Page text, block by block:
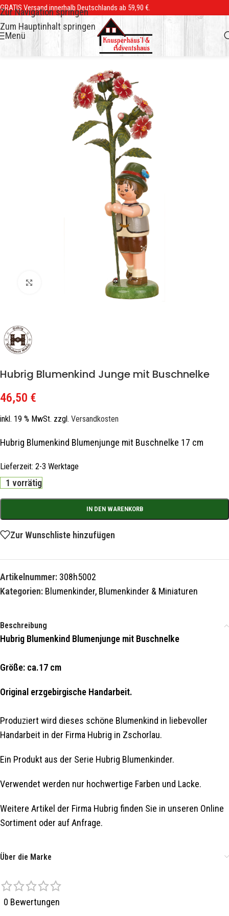
Zur Navigation springen
Zum Hauptinhalt springen
GRATIS Versand innerhalb Deutschlands ab 59,90 €.
Menü
Zum Vergrößern klicken
Hubrig Blumenkind Junge mit Buschnelke
46,50 €
inkl. 19 % MwSt. zzgl. Versandkosten
Hubrig Blumenkind Blumenjunge mit Buschnelke 17 cm
Lieferzeit: 2-3 Werktage
1 vorrätig
IN DEN WARENKORB
Zur Wunschliste hinzufügen
Artikelnummer: 308h5002
Kategorien: Blumenkinder, Blumenkinder & Miniaturen
Beschreibung
Hubrig Blumenkind Blumenjunge mit Buschnelke
Größe: ca.17 cm
Original erzgebirgische Handarbeit.
Produziert wird dieses schöne Blumenkind in liebevoller
Handarbeit in der Firma Hubrig in Zschorlau.
Ein Produkt aus der Serie Hubrig Blumenkinder.
Verwendet werden nur hochwertige Farben und Lacke.
Weitere Artikel der Firma Hubrig finden Sie in unseren Online
Sortiment oder auf Anfrage.
Über die Marke
0 Bewertungen